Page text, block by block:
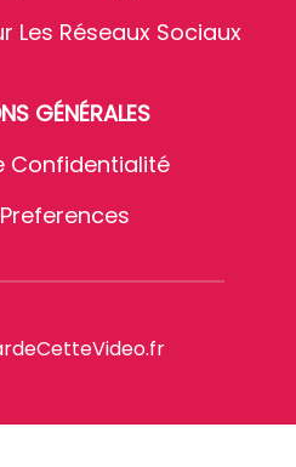
Les Réseaux Sociaux
GÉNÉRALES
Confidentialité